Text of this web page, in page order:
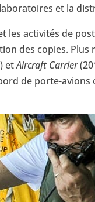
et la
les activités de
des copies. Plus
etAircraft Carrier
de porte-